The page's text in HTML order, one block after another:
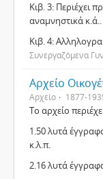
Κιβ. 3: Περιέχει
αναμνηστικά κ.ά..
Κιβ. 4:
Συνεργαζόμενα
Αρχείο
Αρχείο 1877-
Το αρχείο
1.50 λυτά
κ.λ.π.
2.16 λυτά